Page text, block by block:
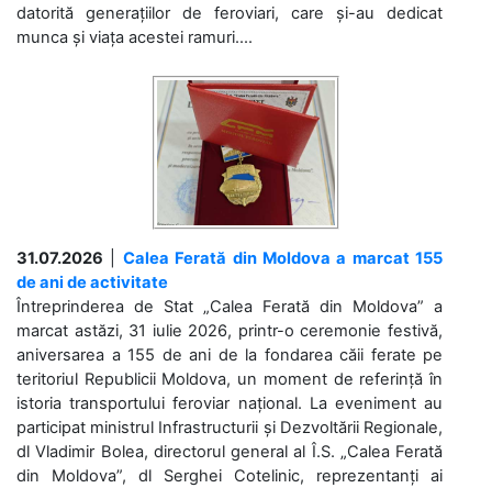
datorită generațiilor de feroviari, care și-au dedicat
munca și viața acestei ramuri....
31.07.2026
Calea Ferată din Moldova a marcat 155
de ani de activitate
Întreprinderea de Stat „Calea Ferată din Moldova” a
marcat astăzi, 31 iulie 2026, printr-o ceremonie festivă,
aniversarea a 155 de ani de la fondarea căii ferate pe
teritoriul Republicii Moldova, un moment de referință în
istoria transportului feroviar național. La eveniment au
participat ministrul Infrastructurii și Dezvoltării Regionale,
dl Vladimir Bolea, directorul general al Î.S. „Calea Ferată
din Moldova”, dl Serghei Cotelinic, reprezentanți ai